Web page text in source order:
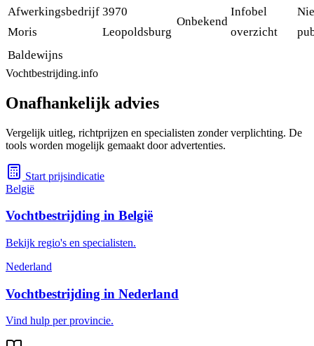
Afwerkingsbedrijf
Moris
3970
Leopoldsburg
Onbekend
Infobel
overzicht
Baldewijns
Vochtbestrijding.info
Onafhankelijk advies
Vergelijk uitleg, richtprijzen en specialisten zonder verplichting. De
tools worden mogelijk gemaakt door advertenties.
Start prijsindicatie
België
Vochtbestrijding in België
Bekijk regio's en specialisten.
Nederland
Vochtbestrijding in Nederland
Vind hulp per provincie.